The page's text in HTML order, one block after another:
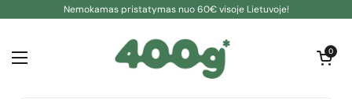
Pereiti prie turinioNemokamas pristatymas nuo 60€ visoje Lietuvoje!
Atidaryti meniu
Atidaryti
0